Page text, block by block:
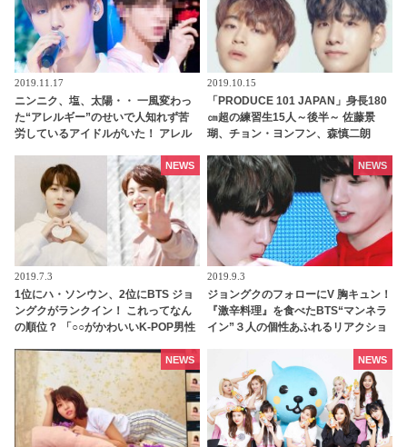
2019.11.17
ニンニク、塩、太陽・・ 一風変わっ
た“アレルギー”のせいで人知れず苦
労しているアイドルがいた！ アレル
DAY6のメンバーとは？
2019.10.15
「PRODUCE 101 JAPAN」身長180
㎝超の練習生15人～後半～ 佐藤景
瑚、チョン・ヨンフン、森慎二朗
2019.7.3
1位にハ・ソンウン、2位にBTS ジョ
ングクがランクイン！ これってなん
の順位？ 「○○がかわいいK-POP男性
NEWS
2019.9.3
ジョングクのフォローにV 胸キュン！
『激辛料理』を食べたBTS“マンネラ
イン”３人の個性あふれるリアクショ
NEWS
NEWS NEWS